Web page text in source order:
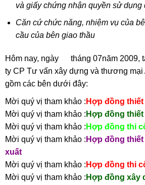
và giấy chứng nhận quyền sử dụng
Căn cứ chức năng, nhiệm vụ của
cầu của bên giao thầu
Hôm nay, ngày tháng 07năm 2009,
ty CP Tư vấn xây dựng và thương mại
gồm các bên dưới đây:
Mời quý vị tham khảo : Hợp đồng
Mời quý vị tham khảo : Hợp đồng
Mời quý vị tham khảo : Hợp đồng thi
Mời quý vị tham khảo : Hợp đồng
xuất
Mời quý vị tham khảo : Hợp đồng thi
Mời quý vị tham khảo : Hợp đồng xây